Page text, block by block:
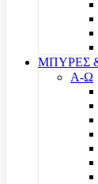
ΜΠΥΡΕΣ
Α-Ω